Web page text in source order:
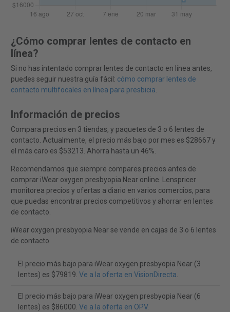
¿Cómo comprar lentes de contacto en
línea?
Si no has intentado comprar lentes de contacto en línea antes,
puedes seguir nuestra guía fácil: cómo comprar lentes de
contacto multifocales en línea para presbicia.
Información de precios
Compara precios en 3 tiendas, y paquetes de 3 o 6 lentes de
contacto. Actualmente, el precio más bajo por mes es $28667 y
el más caro es $53213. Ahorra hasta un 46%.
Recomendamos que siempre compares precios antes de
comprar iWear oxygen presbyopia Near online. Lenspricer
monitorea precios y ofertas a diario en varios comercios, para
que puedas encontrar precios competitivos y ahorrar en lentes
de contacto.
iWear oxygen presbyopia Near se vende en cajas de 3 o 6 lentes
de contacto.
El precio más bajo para iWear oxygen presbyopia Near (3
lentes) es $79819. Ve a la oferta en VisionDirecta.
El precio más bajo para iWear oxygen presbyopia Near (6
lentes) es $86000. Ve a la oferta en OPV.